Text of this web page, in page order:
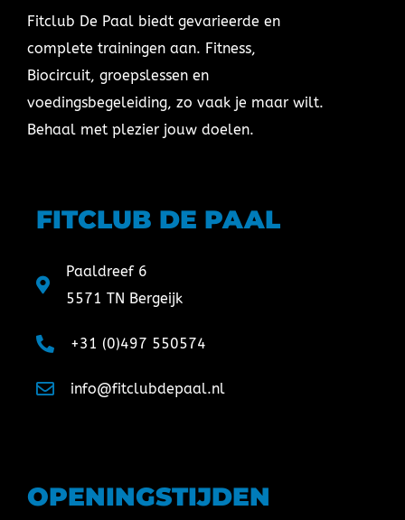
Fitclub De Paal biedt gevarieerde en
complete trainingen aan. Fitness,
Biocircuit, groepslessen en
voedingsbegeleiding, zo vaak je maar wilt.
Behaal met plezier jouw doelen.
FITCLUB DE PAAL
Paaldreef 6
5571 TN Bergeijk
+31 (0)497 550574
info@fitclubdepaal.nl
OPENINGSTIJDEN